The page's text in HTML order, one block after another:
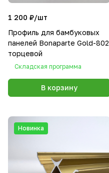
1 200 ₽/шт
Профиль для бамбуковых
панелей Bonaparte Gold-802
торцевой
Складская программа
В корзину
Новинка